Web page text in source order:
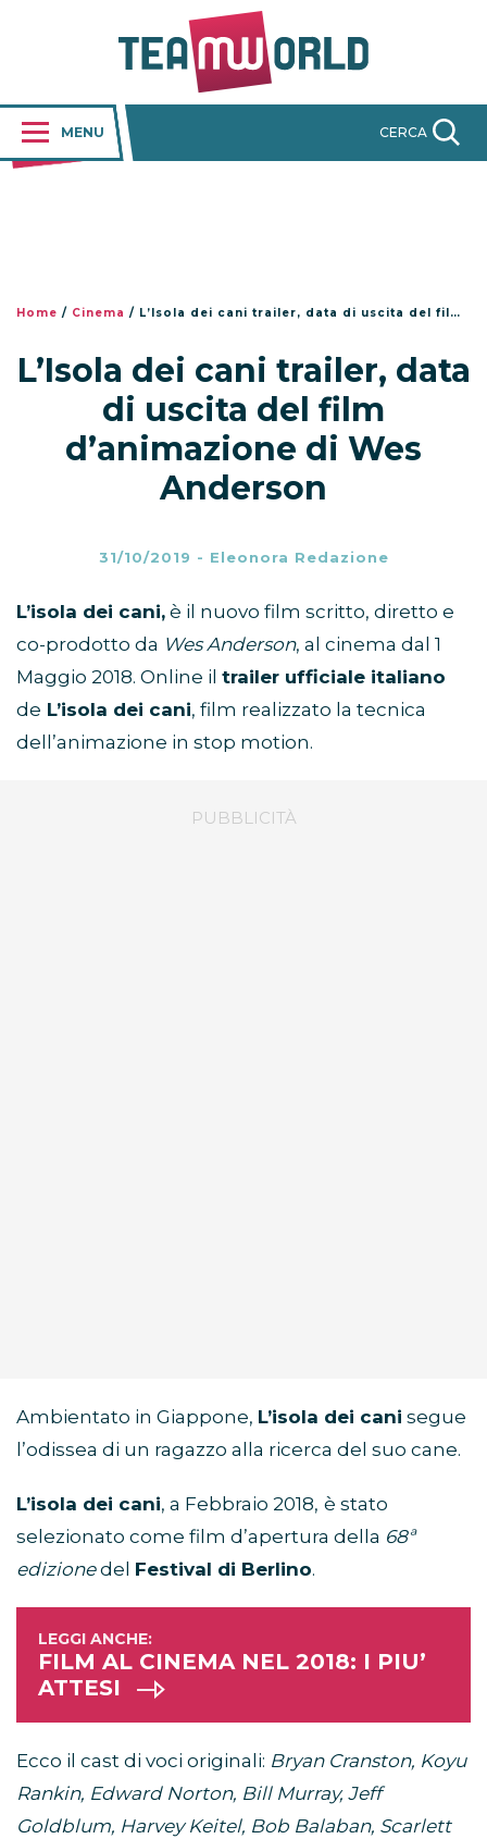
MENU CERCA
Home / Cinema / L’Isola dei cani trailer, data di uscita del film d’animazione di Wes Anderson
L’Isola dei cani trailer, data
di uscita del film
d’animazione di Wes
Anderson
31/10/2019 - Eleonora Redazione
L’isola dei cani, è il nuovo film scritto, diretto e
co-prodotto da Wes Anderson, al cinema dal 1
Maggio 2018. Online il trailer ufficiale italiano
de L’isola dei cani, film realizzato la tecnica
dell’animazione in stop motion.
Ambientato in Giappone, L’isola dei cani segue
l’odissea di un ragazzo alla ricerca del suo cane.
L’isola dei cani, a Febbraio 2018, è stato
selezionato come film d’apertura della 68ª
edizionedel Festival di Berlino.
FILM AL CINEMA NEL 2018: I PIU’
ATTESI
Ecco il cast di voci originali: Bryan Cranston, Koyu
Rankin, Edward Norton, Bill Murray, Jeff
Goldblum, Harvey Keitel, Bob Balaban, Scarlett